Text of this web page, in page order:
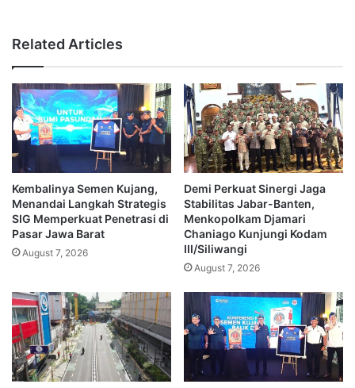
Related Articles
Kembalinya Semen Kujang,
Menandai Langkah Strategis
SIG Memperkuat Penetrasi di
Pasar Jawa Barat
August 7, 2026
Demi Perkuat Sinergi Jaga
Stabilitas Jabar-Banten,
Menkopolkam Djamari
Chaniago Kunjungi Kodam
III/Siliwangi
August 7, 2026